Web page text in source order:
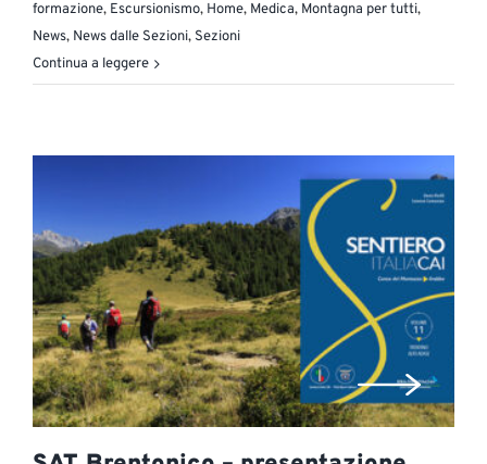
formazione, Escursionismo, Home, Medica, Montagna per tutti,
News, News dalle Sezioni, Sezioni
Continua a leggere